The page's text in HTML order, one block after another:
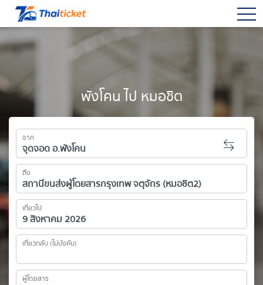
พังโคน ไป หมอชิต
จาก
ถึง
เที่ยวไป
เที่ยวกลับ (ไม่บังคับ)
ผู้โดยสาร